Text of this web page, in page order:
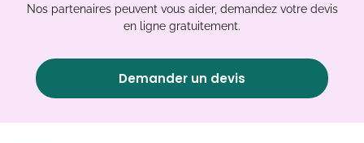
Nos partenaires peuvent vous aider, demandez votre devis
en ligne gratuitement.
Demander un devis